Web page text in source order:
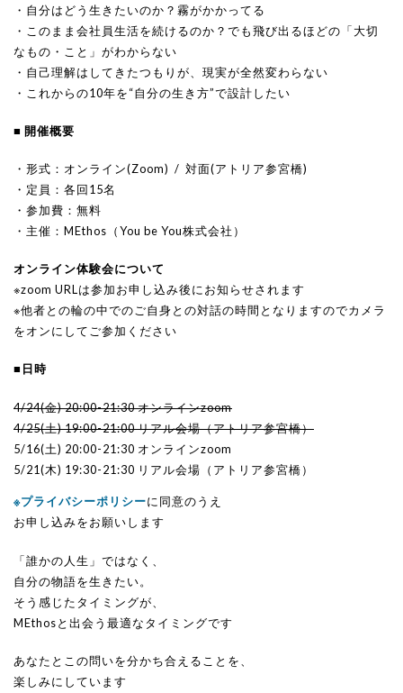
・自分はどう生きたいのか？霧がかかってる
・このまま会社員生活を続けるのか？でも飛び出るほどの「大切
なもの・こと」がわからない
・自己理解はしてきたつもりが、現実が全然変わらない
・これからの10年を“自分の生き方”で設計したい
■ 開催概要
・形式：オンライン(Zoom) / 対面(アトリア参宮橋)
・定員：各回15名
・参加費：無料
・主催：MEthos（You be You株式会社）
オンライン体験会について
※zoom URLは参加お申し込み後にお知らせされます
※他者との輪の中でのご自身との対話の時間となりますのでカメラ
をオンにしてご参加ください
■日時
4/24(金) 20:00-21:30 オンラインzoom
4/25(土) 19:00-21:00 リアル会場（アトリア参宮橋）
5/16(土) 20:00-21:30 オンラインzoom
5/21(木) 19:30-21:30 リアル会場（アトリア参宮橋）
※プライバシーポリシーに同意のうえ
お申し込みをお願いします
「誰かの人生」ではなく、
自分の物語を生きたい。
そう感じたタイミングが、
MEthosと出会う最適なタイミングです
あなたとこの問いを分かち合えることを、
楽しみにしています